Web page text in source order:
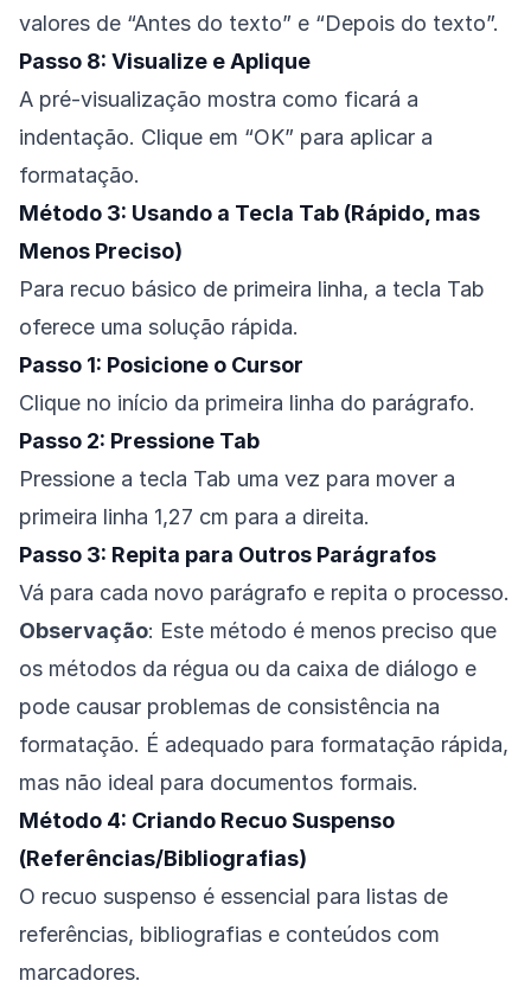
valores de “Antes do texto” e “Depois do texto”.
Passo 8: Visualize e Aplique
A pré-visualização mostra como ficará a
indentação. Clique em “OK” para aplicar a
formatação.
Método 3: Usando a Tecla Tab (Rápido, mas
Menos Preciso)
Para recuo básico de primeira linha, a tecla Tab
oferece uma solução rápida.
Passo 1: Posicione o Cursor
Clique no início da primeira linha do parágrafo.
Passo 2: Pressione Tab
Pressione a tecla Tab uma vez para mover a
primeira linha 1,27 cm para a direita.
Passo 3: Repita para Outros Parágrafos
Vá para cada novo parágrafo e repita o processo.
Observação: Este método é menos preciso que
os métodos da régua ou da caixa de diálogo e
pode causar problemas de consistência na
formatação. É adequado para formatação rápida,
mas não ideal para documentos formais.
Método 4: Criando Recuo Suspenso
(Referências/Bibliografias)
O recuo suspenso é essencial para listas de
referências, bibliografias e conteúdos com
marcadores.